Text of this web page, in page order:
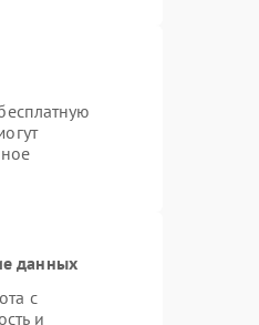
данных
с
и